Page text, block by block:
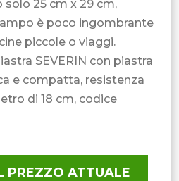
25 cm x 29 cm,
è poco ingombrante
piccole o viaggi.
SEVERIN con piastra
e compatta, resistenza
di 18 cm, codice
PREZZO ATTUALE